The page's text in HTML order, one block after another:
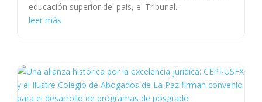
educación superior del país, el Tribunal...
leer más